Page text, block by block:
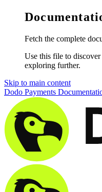
Fetch the complete
Use this file to
exploring further.
Skip to main content
Dodo Payments